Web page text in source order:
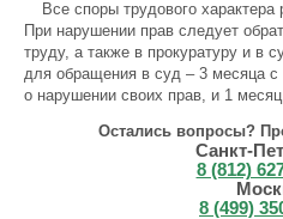
Все споры трудового
При нарушении прав следует
труду, а также в прокуратуру и в
для обращения в суд – 3 месяца с
о нарушении своих прав, и 1
Остались вопросы?
Санкт-
8 (812)
8 (499)